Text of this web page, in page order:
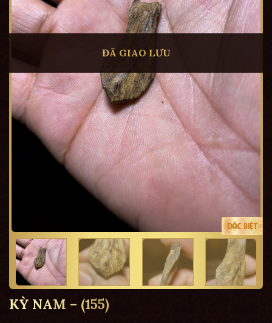
ĐÃ GIAO LƯU
KỲ NAM – (155)